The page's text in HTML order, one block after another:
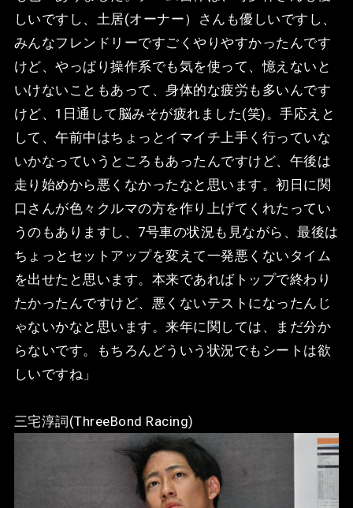
しいですし、土居(オーナー）さんも優しいですし、
みんなフレンドリーですごくやりやすかったんです
けど、やっぱり操作系でも気を使って、憶えないと
いけないこともあって、身体的な疲労も多いんです
けど、1日通して脳みそが疲れました(笑)。手応えと
して、午前中はちょっとイマイチ上手く行っていな
いかなっていうところもあったんですけど、午後は
走り始めから悪くなかったなと思います。初日に関
口さんが色々クルマの方を作り上げてくれたってい
うのもありますし、7号車の状況も見ながら、最後は
ちょっとセットアップを変えて一発悪くないタイム
を出せたと思います。本来であればトップで終わり
たかったんですけど、悪くないテストになったんじ
ゃないかなと思います。来年に関しては、まだ分か
らないです。もちろんどういう状況でもシートは欲
しいですね」
三宅淳詞(ThreeBond Racing)